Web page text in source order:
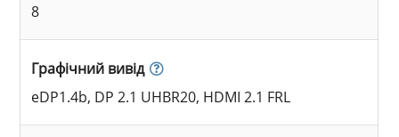
8
Графічний вивід
eDP1.4b, DP 2.1 UHBR20, HDMI 2.1 FRL